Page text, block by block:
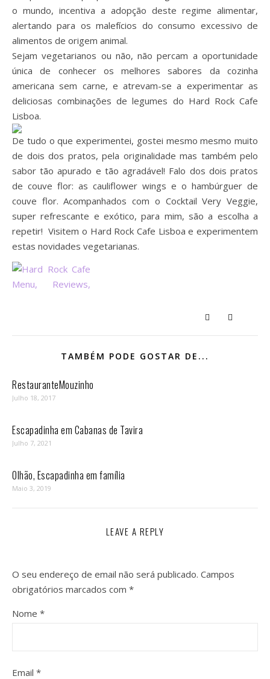
o mundo, incentiva a adopção deste regime alimentar,
alertando para os malefícios do consumo excessivo de
alimentos de origem animal.
Sejam vegetarianos ou não, não percam a oportunidade
única de conhecer os melhores sabores da cozinha
americana sem carne, e atrevam-se a experimentar as
deliciosas combinações de legumes do Hard Rock Cafe
Lisboa.
De tudo o que experimentei, gostei mesmo mesmo muito
de dois dos pratos, pela originalidade mas também pelo
sabor tão apurado e tão agradável! Falo dos dois pratos
de couve flor: as cauliflower wings e o hambúrguer de
couve flor. Acompanhados com o Cocktail Very Veggie,
super refrescante e exótico, para mim, são a escolha a
repetir! Visitem o Hard Rock Cafe Lisboa e experimentem
estas novidades vegetarianas.
TAMBÉM PODE GOSTAR DE...
RestauranteMouzinho
Julho 18, 2017
Escapadinha em Cabanas de Tavira
Julho 7, 2021
Olhão, Escapadinha em família
Maio 3, 2019
LEAVE A REPLY
O seu endereço de email não será publicado. Campos
obrigatórios marcados com *
Nome *
Email *